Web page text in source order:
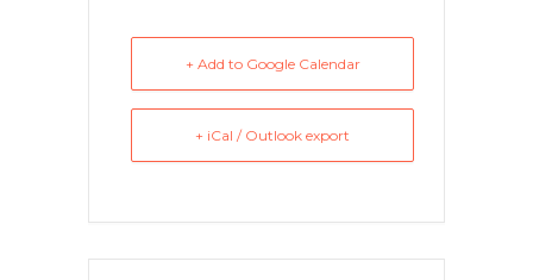
+ Add to Google Calendar
+ iCal / Outlook export